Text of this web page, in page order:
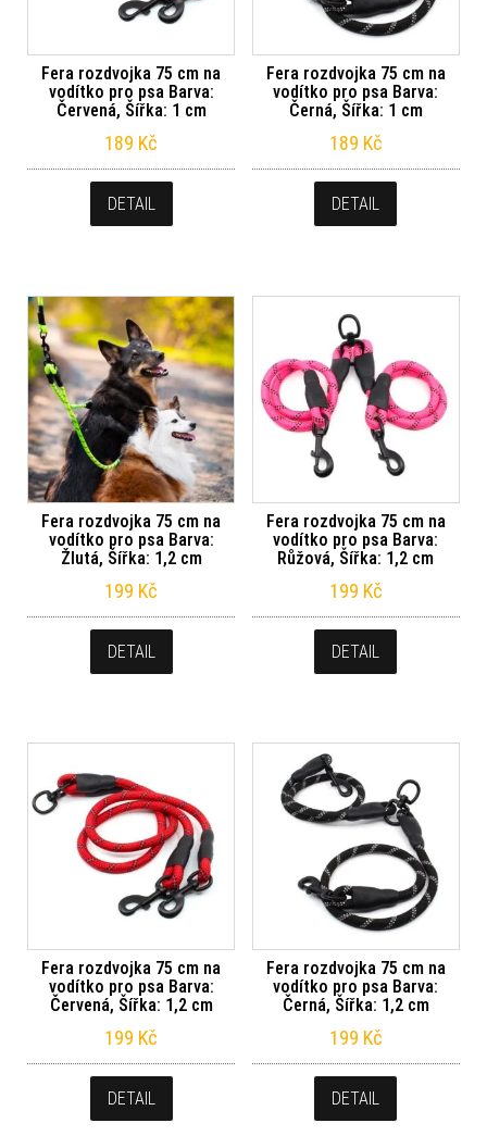
Fera rozdvojka 75 cm na
vodítko pro psa Barva:
Červená, Šířka: 1 cm
189 Kč
DETAIL
Fera rozdvojka 75 cm na
vodítko pro psa Barva:
Černá, Šířka: 1 cm
189 Kč
DETAIL
Fera rozdvojka 75 cm na
vodítko pro psa Barva:
Žlutá, Šířka: 1,2 cm
199 Kč
DETAIL
Fera rozdvojka 75 cm na
vodítko pro psa Barva:
Růžová, Šířka: 1,2 cm
199 Kč
DETAIL
Fera rozdvojka 75 cm na
vodítko pro psa Barva:
Červená, Šířka: 1,2 cm
199 Kč
DETAIL
Fera rozdvojka 75 cm na
vodítko pro psa Barva:
Černá, Šířka: 1,2 cm
199 Kč
DETAIL